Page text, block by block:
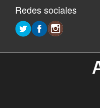
Redes sociales